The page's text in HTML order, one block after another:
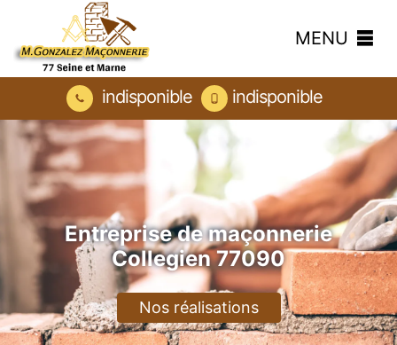
MENU
indisponible indisponible
Entreprise de maçonnerie
Collegien 77090
Nos réalisations